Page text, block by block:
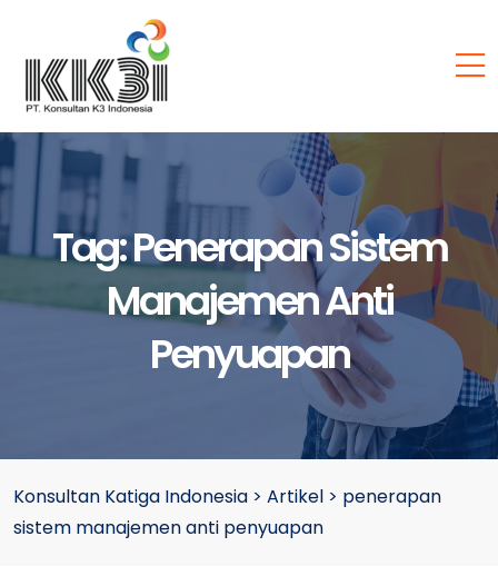
Tag:Penerapan Sistem
Manajemen Anti
Penyuapan
Konsultan Katiga Indonesia > Artikel > penerapan
sistem manajemen anti penyuapan